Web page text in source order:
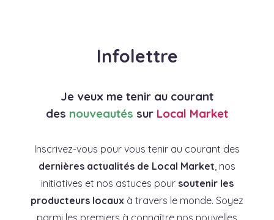
Infolettre
Je veux me tenir au courant
des nouveautés sur Local Market
Inscrivez-vous pour vous tenir au courant des
dernières actualités de Local Market, nos
initiatives et nos astuces pour soutenir les
producteurs locaux à travers le monde. Soyez